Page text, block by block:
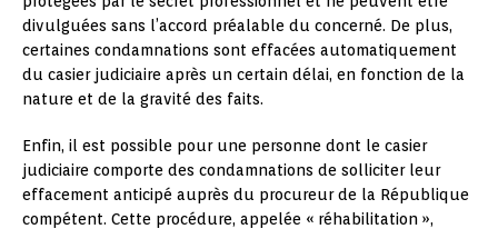
divulguées sans l’accord préalable du concerné. De plus,
certaines condamnations sont effacées automatiquement
du casier judiciaire après un certain délai, en fonction de la
nature et de la gravité des faits.
Enfin, il est possible pour une personne dont le casier
judiciaire comporte des condamnations de solliciter leur
effacement anticipé auprès du procureur de la République
compétent. Cette procédure, appelée « réhabilitation »,